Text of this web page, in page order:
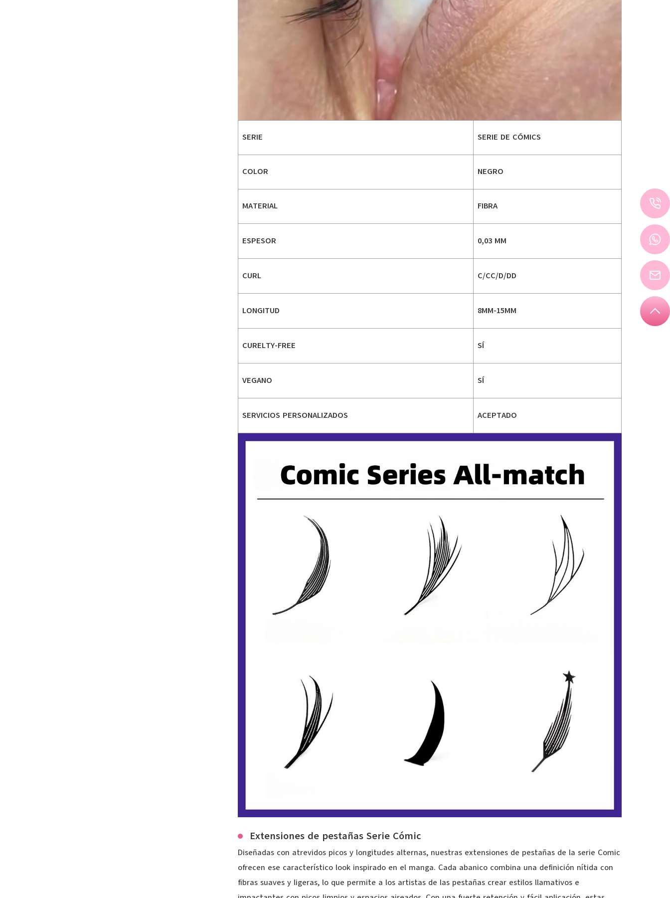
SERIE SERIE DE CÓMICS
COLOR NEGRO
MATERIAL FIBRA
ESPESOR 0,03 MM
CURL C/CC/D/DD
LONGITUD 8MM-15MM
CURELTY-FREE SÍ
VEGANO SÍ
SERVICIOS PERSONALIZADOS ACEPTADO
Extensiones de pestañas Serie Cómic
Diseñadas con atrevidos picos y longitudes alternas, nuestras extensiones de pestañas de la serie Comic
ofrecen ese característico look inspirado en el manga. Cada abanico combina una definición nítida con
fibras suaves y ligeras, lo que permite a los artistas de las pestañas crear estilos llamativos e